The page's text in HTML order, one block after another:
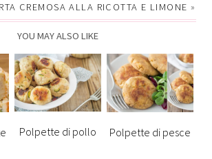
CREMOSA ALLA RICOTTA E LIMONE »
YOU MAY ALSO LIKE
Polpette di pollo Polpette di pesce